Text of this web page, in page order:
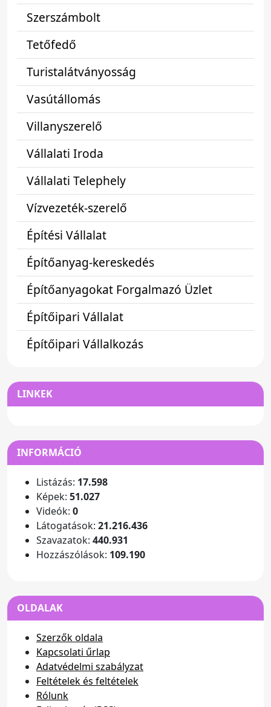
Szerszámbolt
Tetőfedő
Turistalátványosság
Vasútállomás
Villanyszerelő
Vállalati Iroda
Vállalati Telephely
Vízvezeték-szerelő
Építési Vállalat
Építőanyag-kereskedés
Építőanyagokat Forgalmazó Üzlet
Építőipari Vállalat
Építőipari Vállalkozás
LINKEK
INFORMÁCIÓ
Listázás: 17.598
Képek: 51.027
Videók: 0
Látogatások: 21.216.436
Szavazatok: 440.931
Hozzászólások: 109.190
OLDALAK
Szerzők oldala
Kapcsolati űrlap
Adatvédelmi szabályzat
Feltételek és feltételek
Rólunk